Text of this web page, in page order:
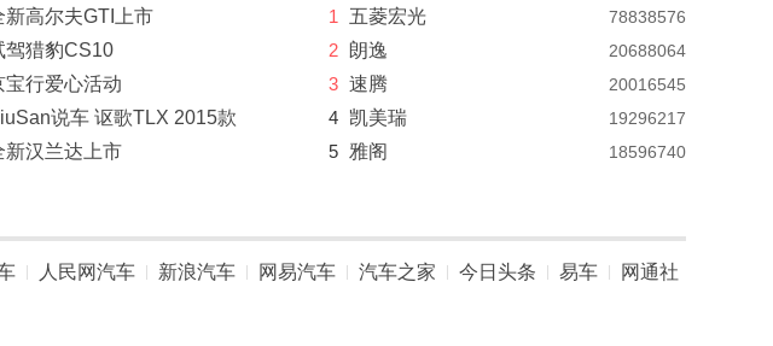
新高尔夫GTI上市
驾猎豹CS10
宝行爱心活动
说车 讴歌TLX 2015款
新汉兰达上市
1 五菱宏光 78838576
2 朗逸 20688064
3 速腾 20016545
4 凯美瑞 19296217
5 雅阁 18596740
人民网汽车 新浪汽车 网易汽车 汽车之家 今日头条 易车 网通社